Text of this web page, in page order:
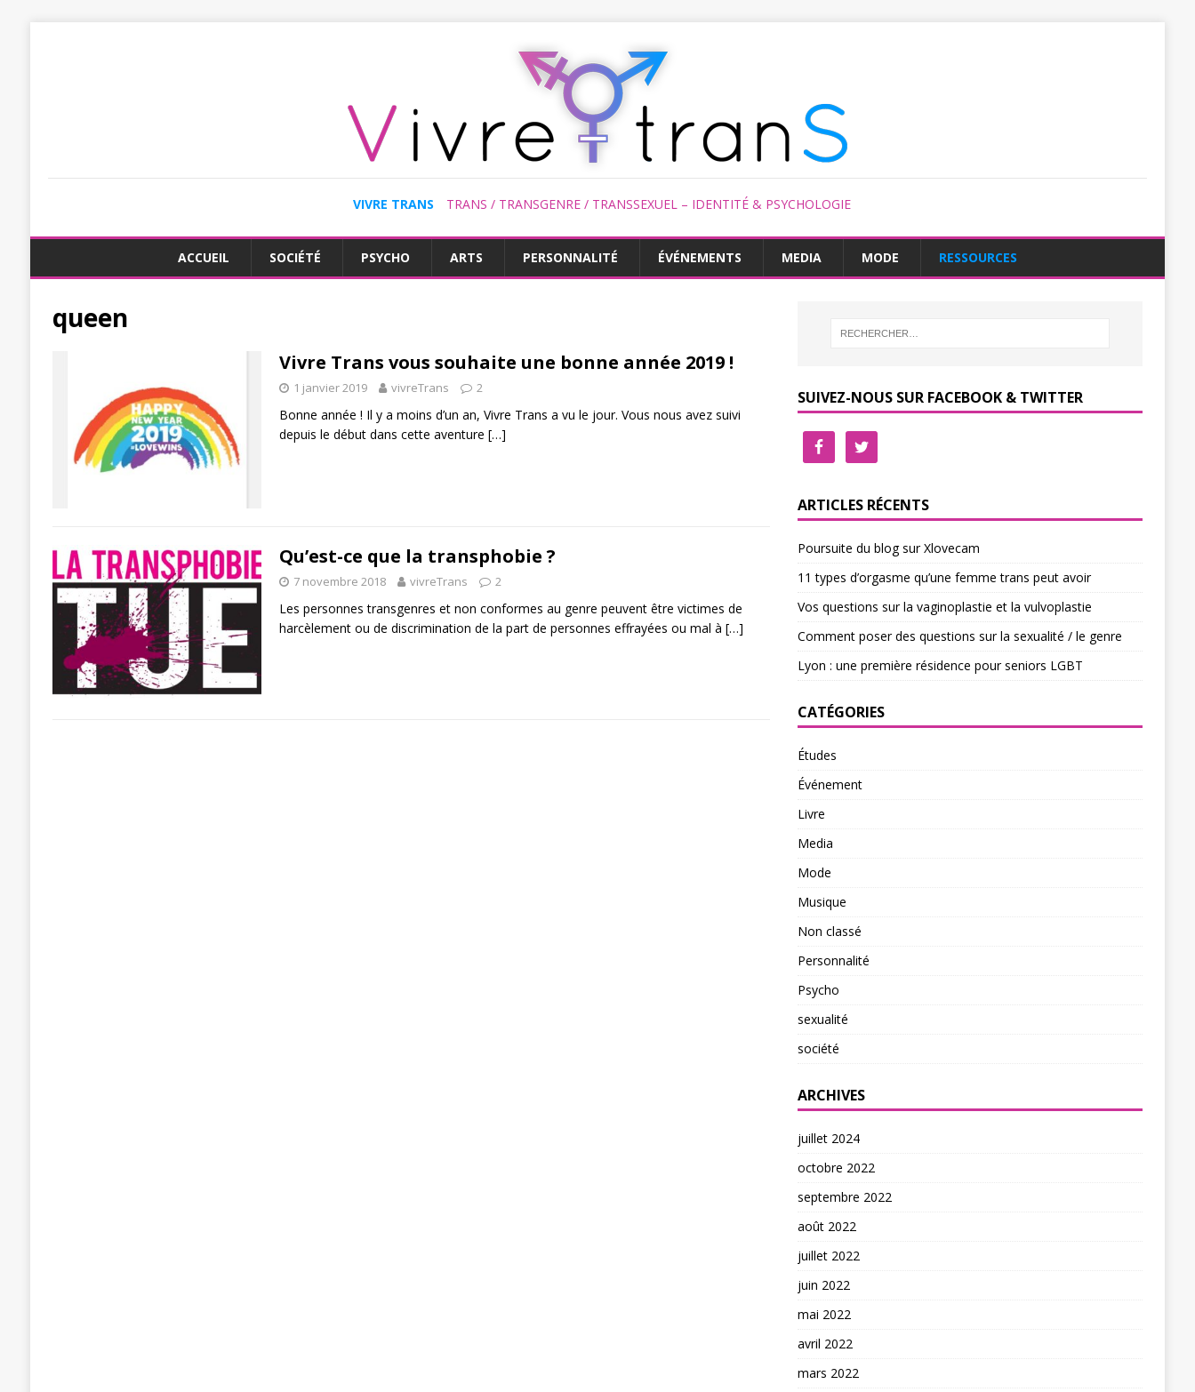
VIVRE TRANS TRANS / TRANSGENRE / TRANSSEXUEL – IDENTITÉ & PSYCHOLOGIE
ACCUEIL SOCIÉTÉ PSYCHO ARTS PERSONNALITÉ ÉVÉNEMENTS MEDIA MODE RESSOURCES
queen
Vivre Trans vous souhaite une bonne année 2019 !
1 janvier 2019 vivreTrans 2
Bonne année ! Il y a moins d’un an, Vivre Trans a vu le jour. Vous nous avez suivi
depuis le début dans cette aventure […]
Qu’est-ce que la transphobie ?
7 novembre 2018 vivreTrans 2
Les personnes transgenres et non conformes au genre peuvent être victimes de
harcèlement ou de discrimination de la part de personnes effrayées ou mal à […]
SUIVEZ-NOUS SUR FACEBOOK & TWITTER
ARTICLES RÉCENTS
Poursuite du blog sur Xlovecam
11 types d’orgasme qu’une femme trans peut avoir
Vos questions sur la vaginoplastie et la vulvoplastie
Comment poser des questions sur la sexualité / le genre
Lyon : une première résidence pour seniors LGBT
CATÉGORIES
Études
Événement
Livre
Media
Mode
Musique
Non classé
Personnalité
Psycho
sexualité
société
ARCHIVES
juillet 2024
octobre 2022
septembre 2022
août 2022
juillet 2022
juin 2022
mai 2022
avril 2022
mars 2022